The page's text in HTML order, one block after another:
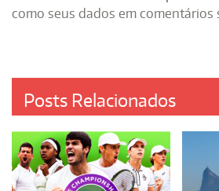
como seus dados em comentários
Posts Relacionados